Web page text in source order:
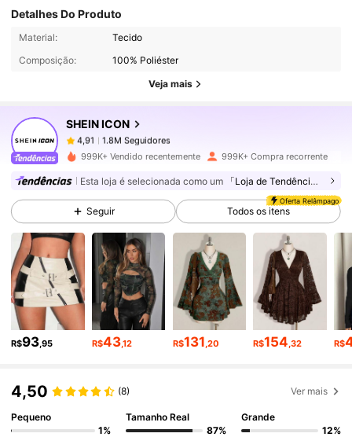
Detalhes Do Produto
Material:
Tecido
Composição:
100% Poliéster
Veja mais
SHEIN ICON
1.8M Seguidores
4,91
1.8M Seguidores
s***1pago1 dia atrás
4,91 1.8M Seguidores
4,91 1.8M Seguidores
4,91 1.8M Seguidores
1.8M Seguidores
4,91 1.8M Seguidores
999K+ Vendido recentemente 999K+ Compra recorrente
Esta loja é selecionada como um 「Loja de Tendências」
Seguir
Oferta Relâmpago
Todos os itens
R$93,95 R$43,12 R$131,20 R$154,32 R$
4,50 (8) Ver mais
Pequeno
1%
Tamanho Real
87%
Grande
12%